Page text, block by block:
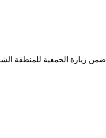
ضمن زيارة الجمعية للمنطقة الشرقية يوم السبت ٣ فبراير تم زيارة القرية الشعبية على كورنيش الدمام وقد اعجب